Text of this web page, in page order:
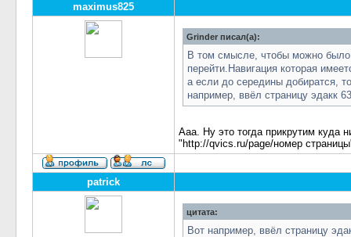
maximus825
Grinder писал(а):
В том смысле, чтобы можно было
перейти.Навигация которая
а если до середины добиратся,
например, ввёл страницу эдакк
Ааа. Ну это тогда прикрутим куда
"http://qvics.ru/page/номер
patrick
цитата:
Вот например, ввёл страницу